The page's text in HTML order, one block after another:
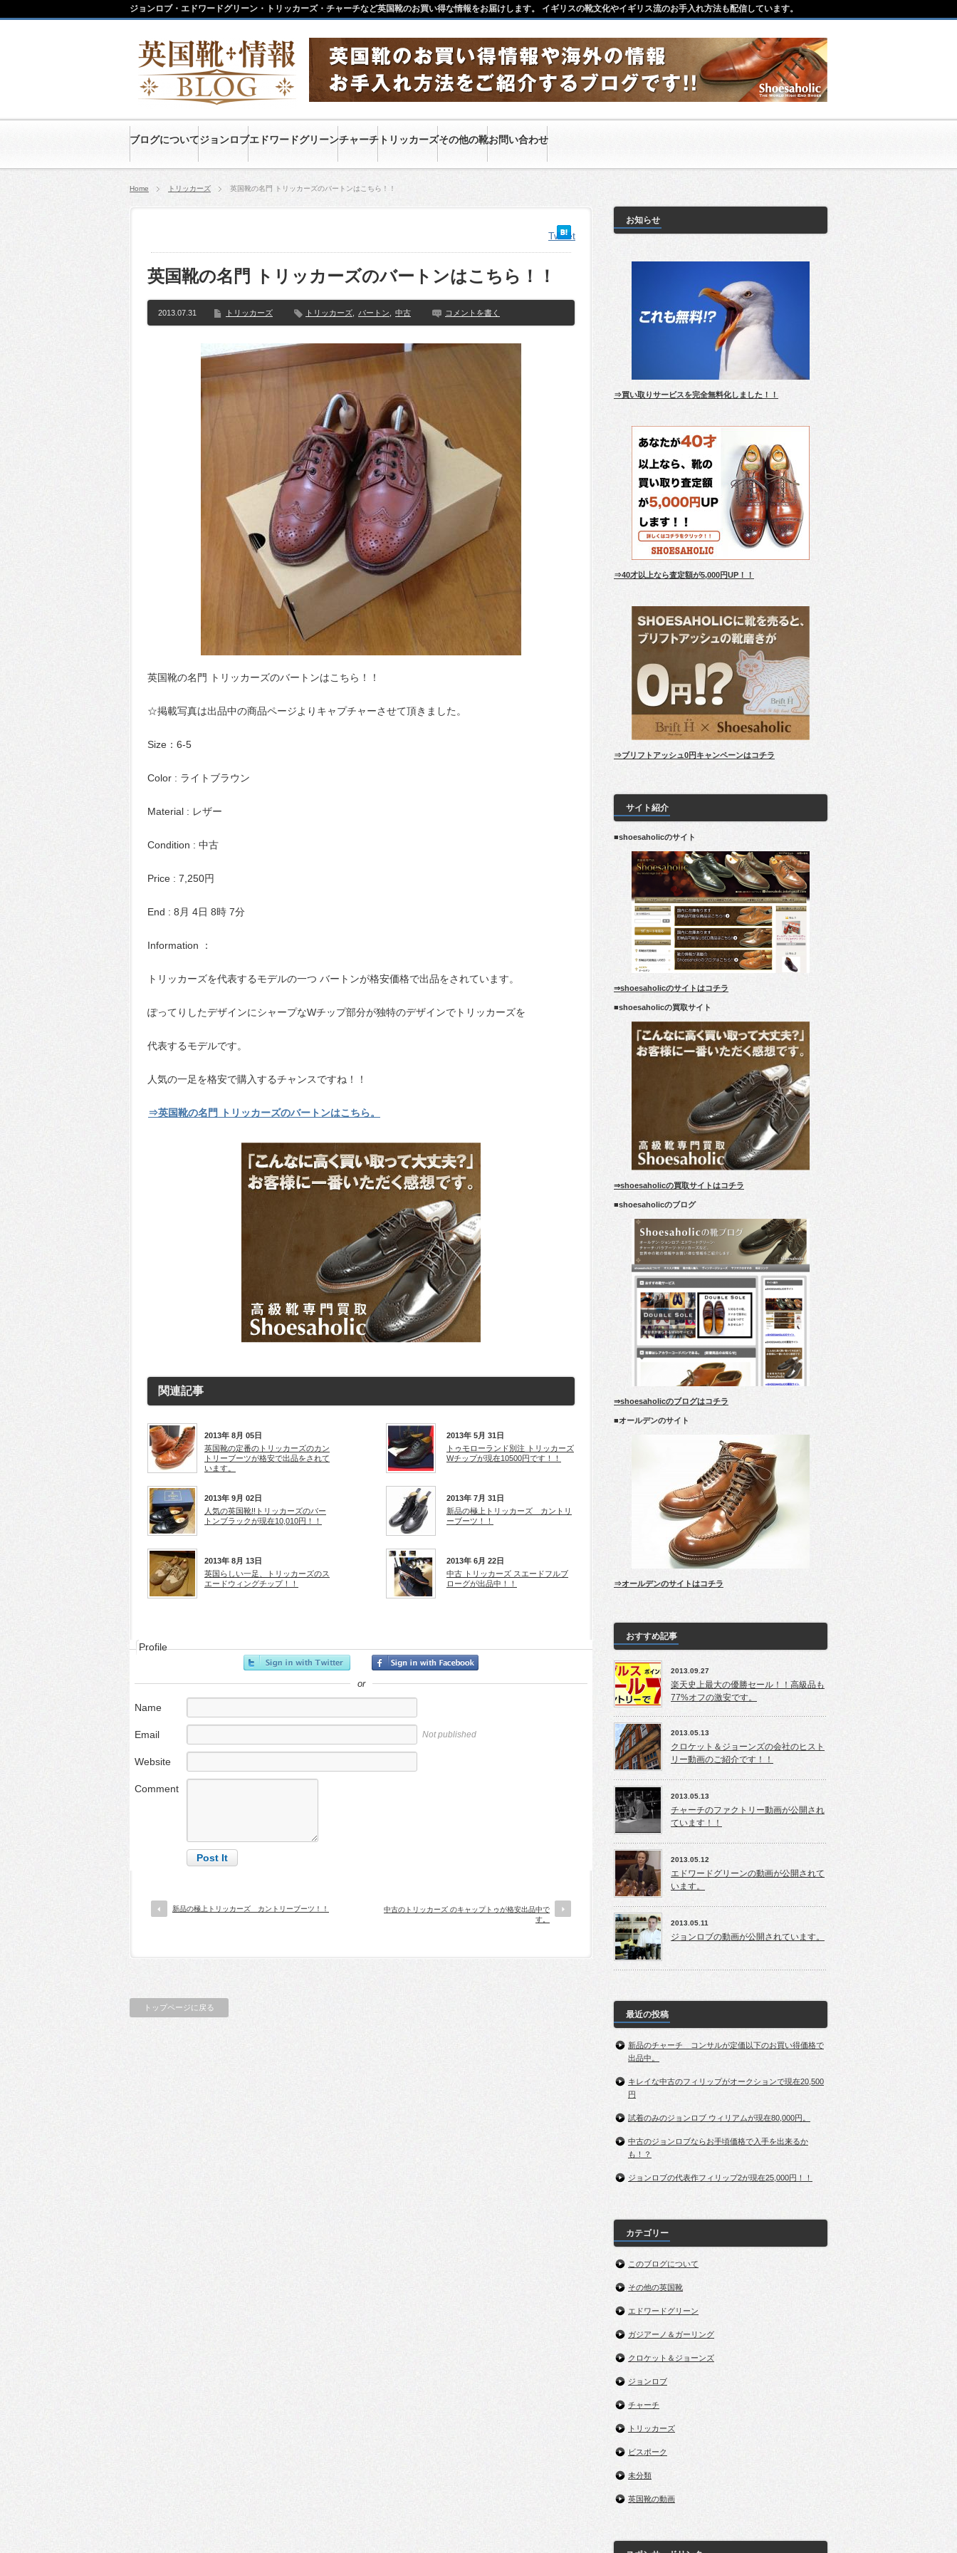
ブログについてジョンロブエドワードグリーンチャーチ トリッカーズその他の靴お問い合わせ
ジョンロブ・エドワードグリーン・トリッカーズ・チャーチなど英国靴のお買い得な情報をお届けします。 イギリスの靴文化やイギリス流のお手入れ方法も配信しています。
Home トリッカーズ 英国靴の名門 トリッカーズのバートンはこちら！！
Tweet
英国靴の名門 トリッカーズのバートンはこちら！！
2013.07.31 トリッカーズ トリッカーズ バートン 中古 コメントを書く
英国靴の名門 トリッカーズのバートンはこちら！！
☆掲載写真は出品中の商品ページよりキャプチャーさせて頂きました。
Size：6-5
Color : ライトブラウン
Material : レザー
Condition : 中古
Price : 7,250円
End : 8月 4日 8時 7分
Information ：
トリッカーズを代表するモデルの一つ バートンが格安価格で出品をされています。
ぽってりしたデザインにシャープなWチップ部分が独特のデザインでトリッカーズを
代表するモデルです。
人気の一足を格安で購入するチャンスですね！！
⇒英国靴の名門 トリッカーズのバートンはこちら。
関連記事
2013年 8月 05日
英国靴の定番のトリッカーズのカン
トリーブーツが格安で出品をされて
います。
2013年 5月 31日
トゥモローランド別注 トリッカーズ
Wチップが現在10500円です！！
2013年 9月 02日
人気の英国靴!!トリッカーズのバー
トンブラックが現在10,010円！！
2013年 7月 31日
新品の極上トリッカーズ カントリ
ーブーツ！！
2013年 8月 13日
英国らしい一足、トリッカーズのス
エードウィングチップ！！
2013年 6月 22日
中古 トリッカーズ スエードフルブ
ローグが出品中！！
Profile
or
Name
Email Not published
Website
Comment
新品の極上トリッカーズ カントリーブーツ！！
中古のトリッカーズ のキャップトゥが格安出品中で
す。
トップページに戻る
お知らせ
⇒買い取りサービスを完全無料化しました！！
⇒40才以上なら査定額が5,000円UP！！
⇒ブリフトアッシュ0円キャンペーンはコチラ
サイト紹介
■shoesaholicのサイト
⇒shoesaholicのサイトはコチラ
■shoesaholicの買取サイト
⇒shoesaholicの買取サイトはコチラ
■shoesaholicのブログ
⇒shoesaholicのブログはコチラ
■オールデンのサイト
⇒オールデンのサイトはコチラ
おすすめ記事
2013.09.27
楽天史上最大の優勝セール！！高級品も
77%オフの激安です。
2013.05.13
クロケット＆ジョーンズの会社のヒスト
リー動画のご紹介です！！
2013.05.13
チャーチのファクトリー動画が公開され
ています！！
2013.05.12
エドワードグリーンの動画が公開されて
います。
2013.05.11
ジョンロブの動画が公開されています。
最近の投稿
新品のチャーチ コンサルが定価以下のお買い得価格で
出品中。
キレイな中古のフィリップがオークションで現在20,500
円
試着のみのジョンロブ ウィリアムが現在80,000円。
中古のジョンロブならお手頃価格で入手を出来るか
も！？
ジョンロブの代表作フィリップ2が現在25,000円！！
カテゴリー
このブログについて
その他の英国靴
エドワードグリーン
ガジアーノ＆ガーリング
クロケット＆ジョーンズ
ジョンロブ
チャーチ
トリッカーズ
ビスポーク
未分類
英国靴の動画